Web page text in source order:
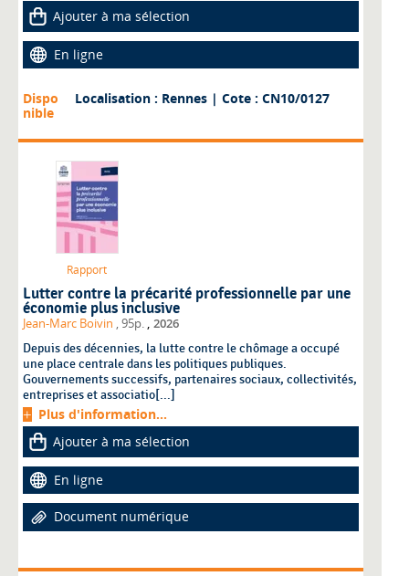
Ajouter à ma sélection
En ligne
Dispo
nible
Localisation : Rennes | Cote : CN10/0127
Rapport
Lutter contre la précarité professionnelle par une
économie plus inclusive
Jean-Marc Boivin , 95p. , 2026
Depuis des décennies, la lutte contre le chômage a occupé
une place centrale dans les politiques publiques.
Gouvernements successifs, partenaires sociaux, collectivités,
entreprises et associatio[...]
Plus d'information...
Ajouter à ma sélection
En ligne
Document numérique